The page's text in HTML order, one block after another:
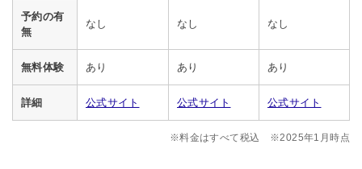
予約の有
無
なし なし なし
無料体験 あり あり あり
詳細 公式サイト 公式サイト 公式サイト
※料金はすべて税込 ※2025年1月時点